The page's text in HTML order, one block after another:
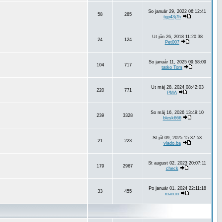
58 285
So január 29, 2022 06:12:41
tgp43j7h
24 124
Ut jún 26, 2018 11:20:38
Pet007
104 717
So január 11, 2025 09:58:09
tatko Tom
220 771
Ut máj 28, 2024 08:42:03
PMA
239 3328
So máj 16, 2026 13:49:10
blesk666
21 223
St júl 09, 2025 15:37:53
vlado.ba
179 2967
St august 02, 2023 20:07:11
check
33 455
Po január 01, 2024 22:11:18
marcin